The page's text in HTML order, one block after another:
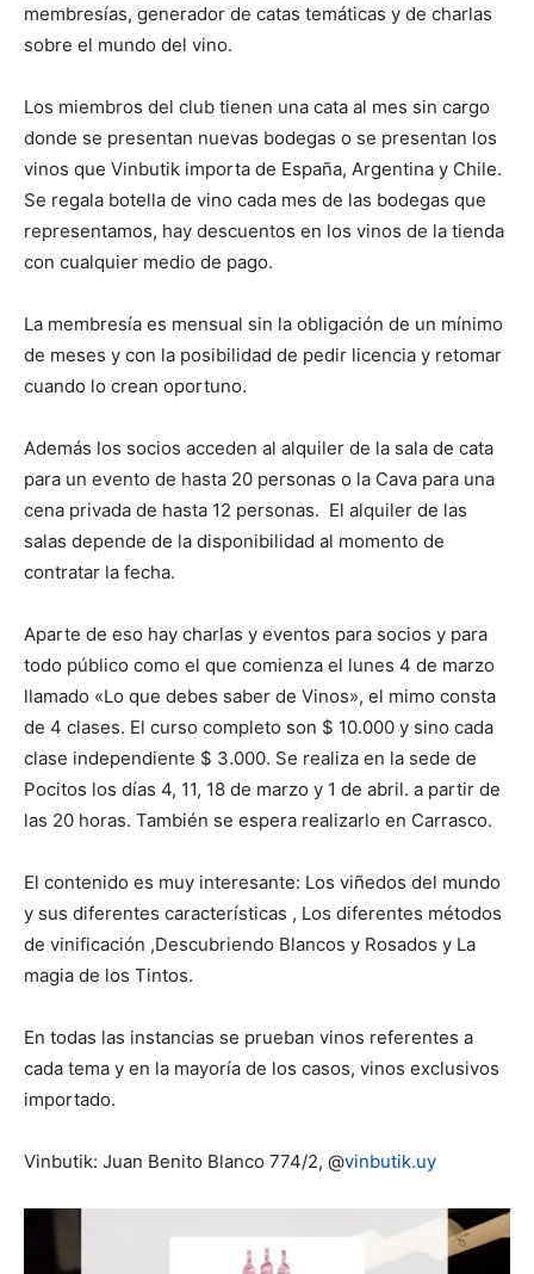
membresías, generador de catas temáticas y de charlas
sobre el mundo del vino.
Los miembros del club tienen una cata al mes sin cargo
donde se presentan nuevas bodegas o se presentan los
vinos que Vinbutik importa de España, Argentina y Chile.
Se regala botella de vino cada mes de las bodegas que
representamos, hay descuentos en los vinos de la tienda
con cualquier medio de pago.
La membresía es mensual sin la obligación de un mínimo
de meses y con la posibilidad de pedir licencia y retomar
cuando lo crean oportuno.
Además los socios acceden al alquiler de la sala de cata
para un evento de hasta 20 personas o la Cava para una
cena privada de hasta 12 personas. El alquiler de las
salas depende de la disponibilidad al momento de
contratar la fecha.
Aparte de eso hay charlas y eventos para socios y para
todo público como el que comienza el lunes 4 de marzo
llamado «Lo que debes saber de Vinos», el mimo consta
de 4 clases. El curso completo son $ 10.000 y sino cada
clase independiente $ 3.000. Se realiza en la sede de
Pocitos los días 4, 11, 18 de marzo y 1 de abril. a partir de
las 20 horas. También se espera realizarlo en Carrasco.
El contenido es muy interesante: Los viñedos del mundo
y sus diferentes características , Los diferentes métodos
de vinificación ,Descubriendo Blancos y Rosados y La
magia de los Tintos.
En todas las instancias se prueban vinos referentes a
cada tema y en la mayoría de los casos, vinos exclusivos
importado.
Vinbutik: Juan Benito Blanco 774/2, @vinbutik.uy